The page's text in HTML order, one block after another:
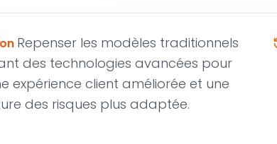
Repenser les modèles traditionnels
des technologies avancées pour
expérience client améliorée et une
des risques plus adaptée.